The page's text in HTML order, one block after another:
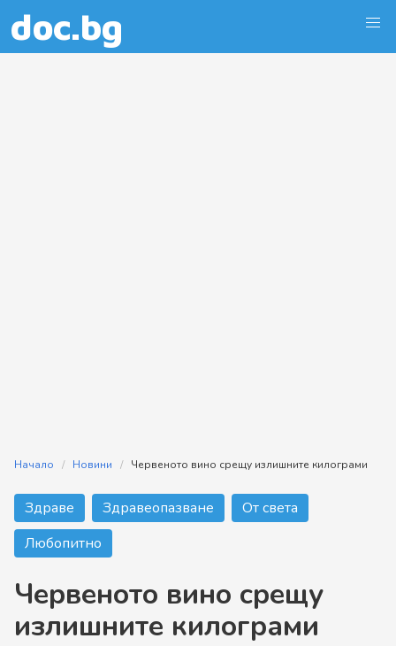
doc.bg
Начало Новини Червеното вино срещу излишните килограми
Здраве Здравеопазване
От света
Любопитно
Червеното вино срещу
излишните килограми